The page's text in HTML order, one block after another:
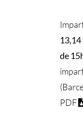
de
PDF